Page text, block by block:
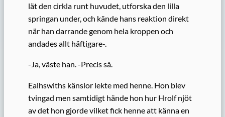
lät den cirkla runt huvudet, utforska den lilla
springan under, och kände hans reaktion direkt
när han darrande genom hela kroppen och
andades allt häftigare-.
-Ja, väste han. -Precis så.
Ealhswiths känslor lekte med henne. Hon blev
tvingad men samtidigt hände hon hur Hrolf njöt
av det hon gjorde vilket fick henne att känna en